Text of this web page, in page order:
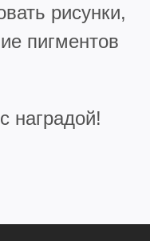
рисунки,
пигментов
наградой!